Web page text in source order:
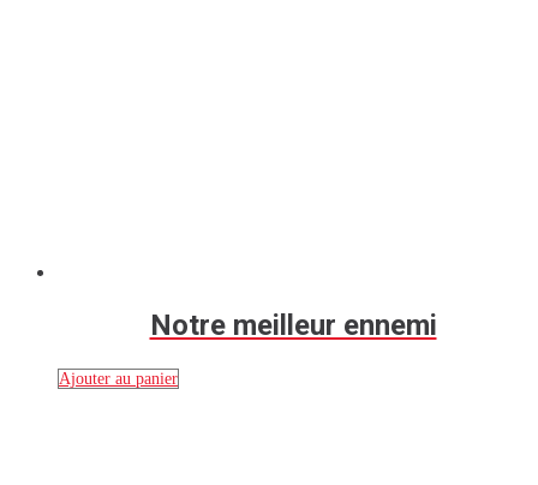
Notre meilleur ennemi
Ajouter au panier